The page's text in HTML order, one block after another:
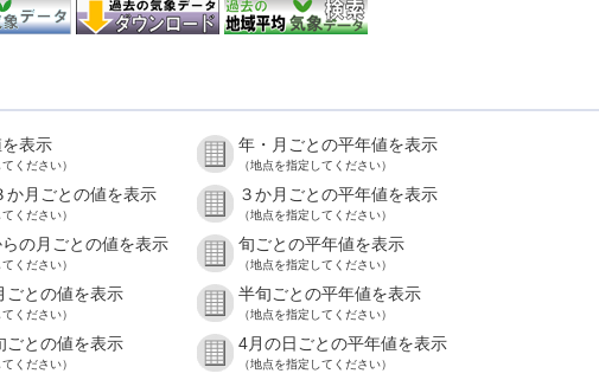
表示
ください）
年・月ごとの平年値を表示
（地点を指定してください）
か月ごとの値を表示
ください）
３か月ごとの平年値を表示
（地点を指定してください）
の月ごとの値を表示
ください）
旬ごとの平年値を表示
（地点を指定してください）
ごとの値を表示
ください）
半旬ごとの平年値を表示
（地点を指定してください）
ごとの値を表示
ください）
4月の日ごとの平年値を表示
（地点を指定してください）